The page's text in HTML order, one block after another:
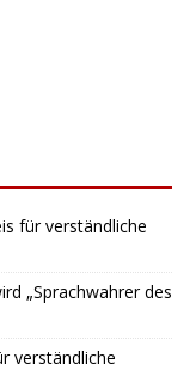
für verständliche
„Sprachwahrer des
verständliche